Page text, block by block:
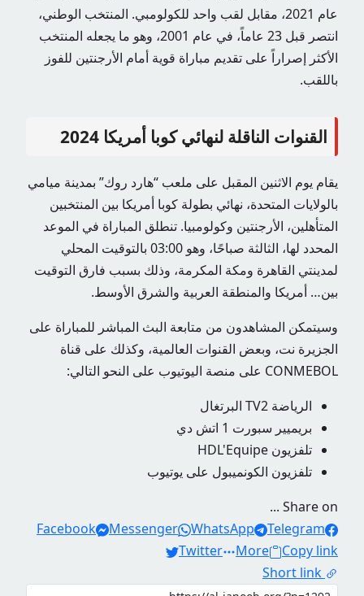
عام 2021، مقابل لقب واحد للكولومبي. المنتخب الوطني،
انتصر قبل 23 عاماً، في عام 2001، وهو ما يجعله المنتخب
الأكثر إصراراً على تقديم مباراة قوية أمام الأرجنتين للفوز
باللقب.
القنوات الناقلة لنهائي كوبا أمريكا 2024
يقام يوم الاثنين المقبل على ملعب “هارد روك” بمدينة ميامي
بالولايات المتحدة، نهائي بطولة كوبا أمريكا بين المنتخبين
المتأهلين، الأرجنتين وكولومبيا. تنطلق المباراة في الموعد
المحدد لها، الثالثة صباحًا، وهو 03:00 بالتوقيت المحلي
لمدينتي القاهرة ومكة المكرمة، وذلك بسبب فارق التوقيت
بين… أمريكا والمنطقة العربية والشرق الأوسط.
وسيتمكن المشاهدون من متابعة البث المباشر للمباراة على
الجزيرة نت، وبعض القنوات العالمية، وكذلك على قناة
CONMEBOL على منصة اليوتيوب على النحو التالي:
الرياضة TV2 البرتغال
بريميير سبورت 1 اتش دي
تلفزيون HDL'Equipe
تلفزيون الكونميبول على يوتيوب
Share on ...
Facebook
Messenger WhatsApp
Telegram
Twitter
More
Copy link
Short link